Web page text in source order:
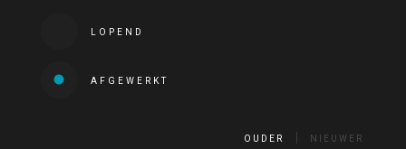
LOPEND
AFGEWERKT
OUDER NIEUWER